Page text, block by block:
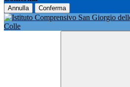
Annulla Conferma